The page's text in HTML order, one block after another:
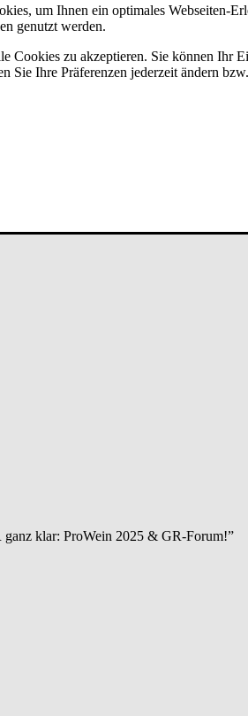
klar: ProWein 2025 & GR-Forum!”
um Ihnen ein optimales Webseiten-
genutzt werden.
zu akzeptieren. Sie können Ihr
Ihre Präferenzen jederzeit ändern